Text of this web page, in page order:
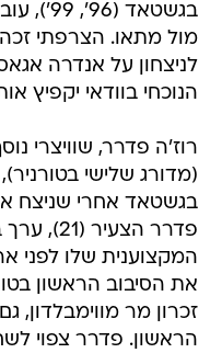
מול מתאו. הצרפתי
לניצחון על אנדרה
הנוכחי בוודאי יקפיץ
רוז'ה פדרר, שוויצרי
(מדורג שלישי
בגשטאד אחרי שניצח
פדרר
המקצוענית שלו לפני
את הסיבוב הראשון
זכרון מר מווימבלדון,
הראשון. פדרר צפוי